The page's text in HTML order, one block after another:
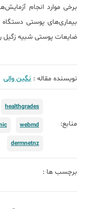
برخی موارد انجام
بیماری‌های پوستی
ضایعات پوستی شبیه زگیل
نویسنده مقاله : نگین والی
منابع:
healthgrades
webmd
dermnetnz
برچسب ها :